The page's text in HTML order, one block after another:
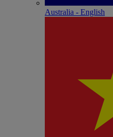
Australia - English